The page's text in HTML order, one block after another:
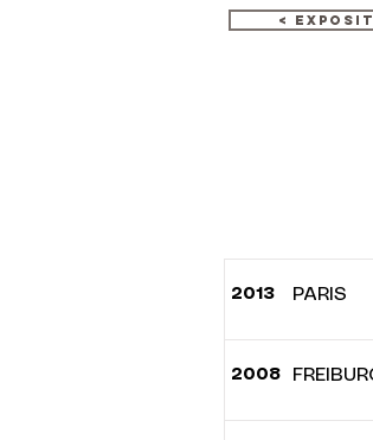
<
2013 PARIS
2008